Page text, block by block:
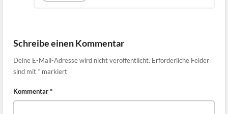
Schreibe einen Kommentar
Deine E-Mail-Adresse wird nicht veröffentlicht. Erforderliche Felder
sind mit * markiert
Kommentar*